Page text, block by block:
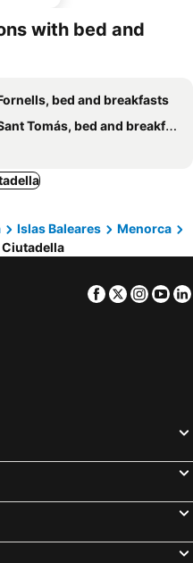
with bed and
bed and breakfasts
Tomás, bed and breakfasts
Islas Baleares
Menorca
Ciutadella
Facebook
Twitter